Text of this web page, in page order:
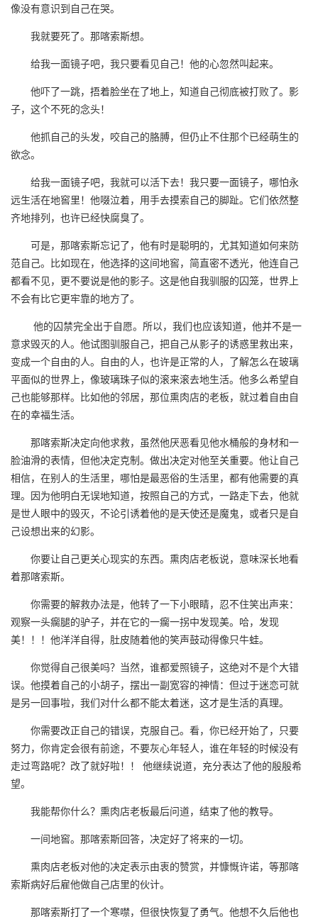
像没有意识到自己在哭。
我就要死了。那喀索斯想。
给我一面镜子吧，我只要看见自己！他的心忽然叫起来。
他吓了一跳，捂着脸坐在了地上，知道自己彻底被打败了。影
子，这个不死的念头！
他抓自己的头发，咬自己的胳膊，但仍止不住那个已经萌生的
欲念。
给我一面镜子吧，我就可以活下去！我只要一面镜子，哪怕永
远生活在地窖里！他啜泣着，用手去摸索自己的脚趾。它们依然整
齐地排列，也许已经快腐臭了。
可是，那喀索斯忘记了，他有时是聪明的，尤其知道如何来防
范自己。比如现在，他选择的这间地窖，简直密不透光，他连自己
都看不见，更不要说是他的影子。这是他自我驯服的囚笼，世界上
不会有比它更牢靠的地方了。
他的囚禁完全出于自愿。所以，我们也应该知道，他并不是一
意求毁灭的人。他试图驯服自己，把自己从影子的诱惑里救出来，
变成一个自由的人。自由的人，也许是正常的人，了解怎么在玻璃
平面似的世界上，像玻璃珠子似的滚来滚去地生活。他多么希望自
己也能够那样。比如他的邻居，那位熏肉店的老板，就过着自由自
在的幸福生活。
那喀索斯决定向他求救，虽然他厌恶看见他水桶般的身材和一
脸油滑的表情，但他决定克制。做出决定对他至关重要。他让自己
相信，在别人的生活里，哪怕是最恶俗的生活里，都有他需要的真
理。因为他明白无误地知道，按照自己的方式，一路走下去，他就
是世人眼中的毁灭，不论引诱着他的是天使还是魔鬼，或者只是自
己设想出来的幻影。
你要让自己更关心现实的东西。熏肉店老板说，意味深长地看
着那喀索斯。
你需要的解救办法是，他转了一下小眼睛，忍不住笑出声来：
观察一头瘸腿的驴子，并在它的一瘸一拐中发现美。哈，发现
美！！！他洋洋自得，肚皮随着他的笑声鼓动得像只牛蛙。
你觉得自己很美吗？当然，谁都爱照镜子，这绝对不是个大错
误。他摸着自己的小胡子，摆出一副宽容的神情：但过于迷恋可就
是另一回事啦，我们对什么都不能太着迷，这才是生活的真理。
你需要改正自己的错误，克服自己。看，你已经开始了，只要
努力，你肯定会很有前途，不要灰心年轻人，谁在年轻的时候没有
走过弯路呢？改了就好啦！！ 他继续说道，充分表达了他的殷殷希
望。
我能帮你什么？熏肉店老板最后问道，结束了他的教导。
一间地窖。那喀索斯回答，决定好了将来的一切。
熏肉店老板对他的决定表示由衷的赞赏，并慷慨许诺，等那喀
索斯病好后雇他做自己店里的伙计。
那喀索斯打了一个寒噤，但很快恢复了勇气。他想不久后他也